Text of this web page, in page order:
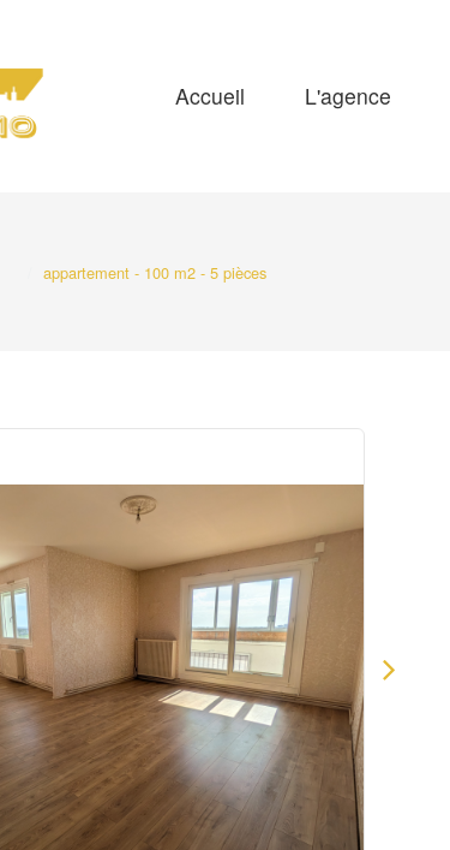
Accueil L'agence
appartement - 100 m2 - 5 pièces